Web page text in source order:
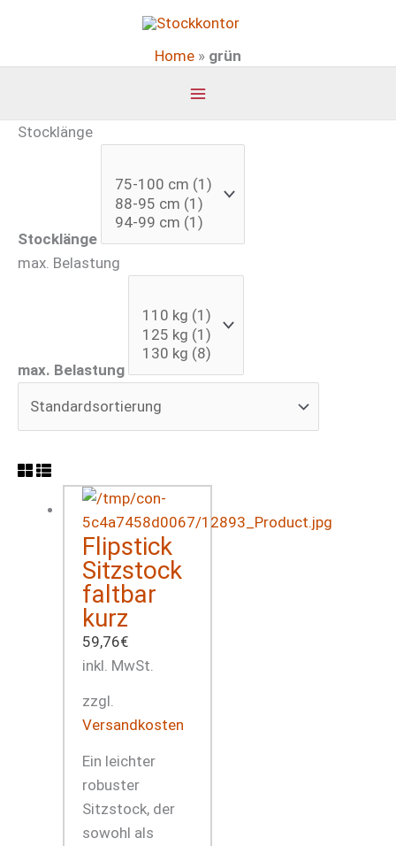
Home » grün
Stocklänge
Stocklänge
max. Belastung
max. Belastung
Flipstick
Sitzstock
faltbar
kurz
59,76€
inkl. MwSt.
zzgl.
Versandkosten
Ein leichter
robuster
Sitzstock, der
sowohl als